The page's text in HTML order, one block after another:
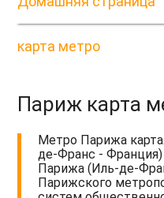
карта метро
Париж карта
Метро Парижа
де-Франс - Франция)
Парижа (Иль-де-
Парижского